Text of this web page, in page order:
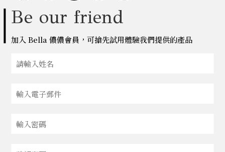
Be our friend
加入 Bella 儂儂會員，可搶先試用體驗我們提供的產品